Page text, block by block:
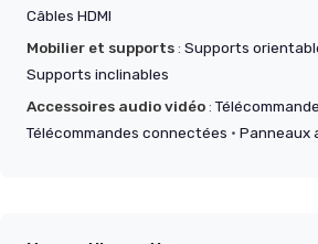
Câbles HDMI
Mobilier et supports: Supports
Supports inclinables
Accessoires audio vidéo:
Télécommandes connectées · Panneaux